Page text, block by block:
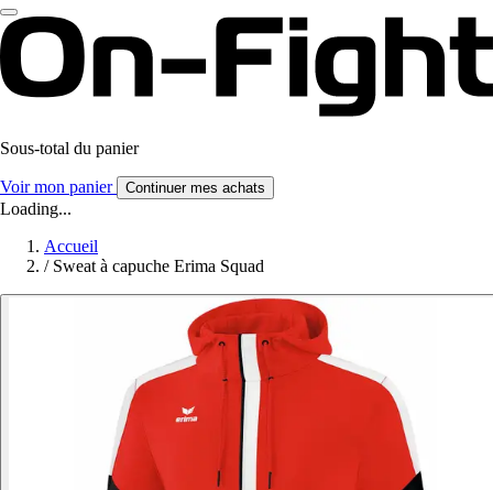
Sous-total du panier
Voir mon panier Continuer mes achats
Loading...
Accueil
/ Sweat à capuche Erima Squad